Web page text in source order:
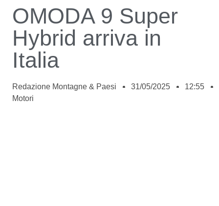
OMODA 9 Super
Hybrid arriva in
Italia
Redazione Montagne & Paesi 31/05/2025
12:55
Motori